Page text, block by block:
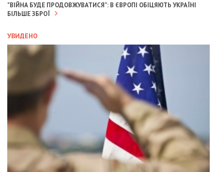
"ВІЙНА БУДЕ ПРОДОВЖУВАТИСЯ": В ЄВРОПІ ОБІЦЯЮТЬ УКРАЇНІ
БІЛЬШЕ ЗБРОЇ
УВИДЕНО